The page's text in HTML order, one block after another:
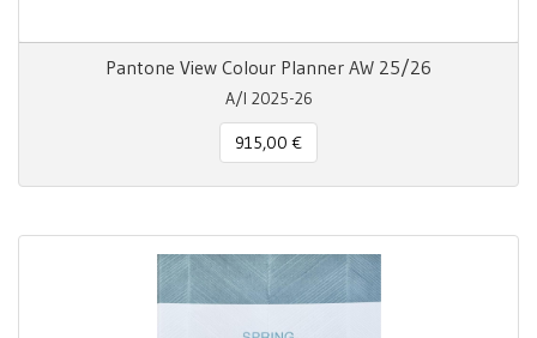
Pantone View Colour Planner AW 25/26
A/I 2025-26
915,00 €